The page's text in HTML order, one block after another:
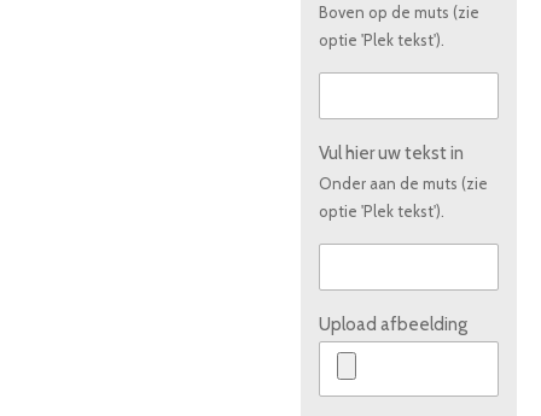
Boven op de muts (zie
optie 'Plek tekst').
Vul hier uw tekst in
Onder aan de muts (zie
optie 'Plek tekst').
Upload afbeelding